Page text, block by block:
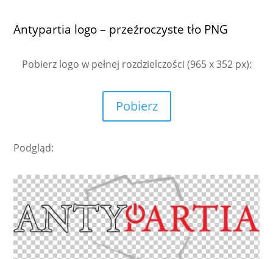
Antypartia logo – przeźroczyste tło PNG
Pobierz logo w pełnej rozdzielczości (965 x 352 px):
Pobierz
Podgląd: